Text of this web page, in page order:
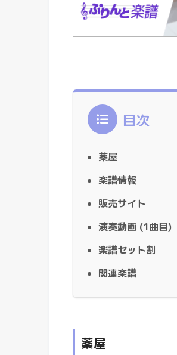
目次
薬屋
楽譜情報
販売サイト
演奏動画 (1曲目)
楽譜セット割
関連楽譜
薬屋